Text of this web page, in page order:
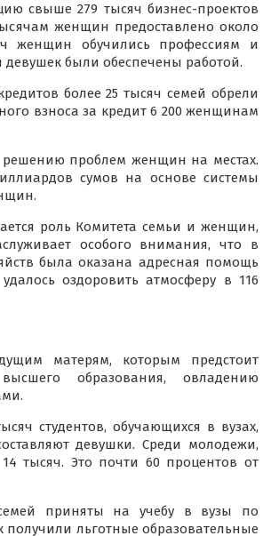
свыше 279 тысяч бизнес-проектов
женщин предоставлено около
женщин обучились профессиям и
были обеспечены работой.
более 25 тысяч семей обрели
взноса за кредит 6 200 женщинам
проблем женщин на местах.
сумов на основе системы
роль Комитета семьи и женщин,
особого внимания, что в
была оказана адресная помощь
оздоровить атмосферу в 116
матерям, которым предстоит
образования, овладению
студентов, обучающихся в вузах,
девушки. Среди молодежи,
тысяч. Это почти 60 процентов от
приняты на учебу в вузы по
получили льготные образовательные